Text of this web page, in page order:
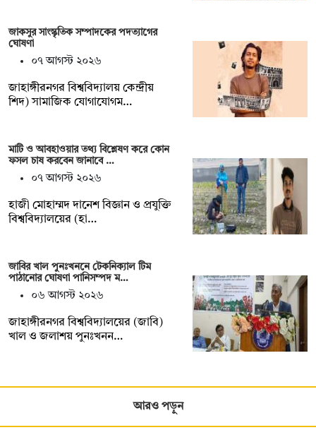
জাকসুর সাংস্কৃতিক সম্পাদকের পদত্যাগের
ঘোষণা
০৭ আগস্ট ২০২৬
‎জাহাঙ্গীরনগর বিশ্ববিদ্যালয় কেন্দ্রীয়
শিদ) সামাজিক যোগাযোগম…
মাটি ও আবহাওয়ার তথ্য বিশ্লেষণ করে কোন
ফসল চাষ করবেন জানাবে …
০৭ আগস্ট ২০২৬
হাজী মোহাম্মদ দানেশ বিজ্ঞান ও প্রযুক্তি
বিশ্ববিদ্যালয়ের (হা…
জাবির খাল পুনঃখননে টেকনিক্যাল টিম
পাঠানোর ঘোষণা পানিসম্পদ ম…
০৬ আগস্ট ২০২৬
‎‎জাহাঙ্গীরনগর বিশ্ববিদ্যালয়ের (জাবি)
খাল ও জলাশয় পুনঃখনন…
আরও পড়ুন